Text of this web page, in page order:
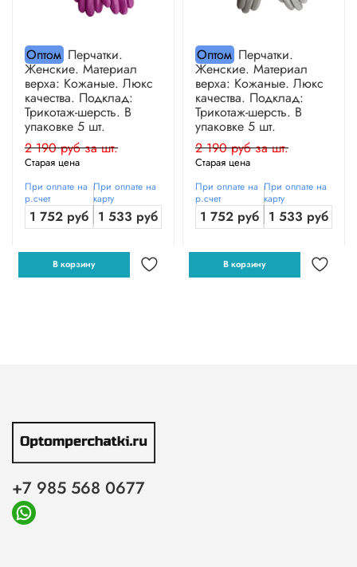
ОптомПерчатки.
Женские. Материал
верха: Кожаные. Люкс
качества. Подклад:
Трикотаж-шерсть. В
упаковке 5 шт.
2 190 руб за шт.
Старая цена
При оплате на
р.счет
1 752 руб
При оплате на
карту
1 533 руб
В корзину
ОптомПерчатки.
Женские. Материал
верха: Кожаные. Люкс
качества. Подклад:
Трикотаж-шерсть. В
упаковке 5 шт.
2 190 руб за шт.
Старая цена
При оплате на
р.счет
1 752 руб
При оплате на
карту
1 533 руб
В корзину
+7 985 568 0677